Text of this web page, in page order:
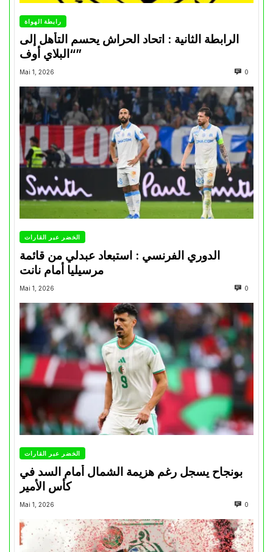
رابطة الهواة
الرابطة الثانية : اتحاد الحراش يحسم التأهل إلى
“البلاي أوف”
Mai 1, 2026 0
الخضر عبر القارات
الدوري الفرنسي : استبعاد عبدلي من قائمة
مرسيليا أمام نانت
Mai 1, 2026 0
الخضر عبر القارات
بونجاح يسجل رغم هزيمة الشمال أمام السد في
كأس الأمير
Mai 1, 2026 0